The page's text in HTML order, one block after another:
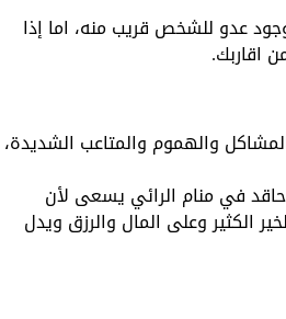
عدو للشخص قريب منه، اما إذا
اقاربك.
والهموم والمتاعب الشديدة،
في منام الرائي يسعى لأن
الكثير وعلى المال والرزق ويدل